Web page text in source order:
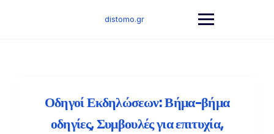
distomo.gr
Οδηγοί Εκδηλώσεων: Βήμα-βήμα
οδηγίες, Συμβουλές για επιτυχία,